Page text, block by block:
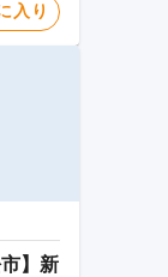
入り
】新